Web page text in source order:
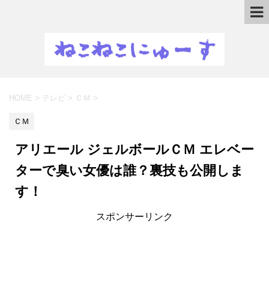
HOME > テレビ > ＣＭ >
ＣＭ
アリエール ジェルボールＣＭ エレベー
ターで臭い女優は誰？裏技も公開しま
す！
スポンサーリンク